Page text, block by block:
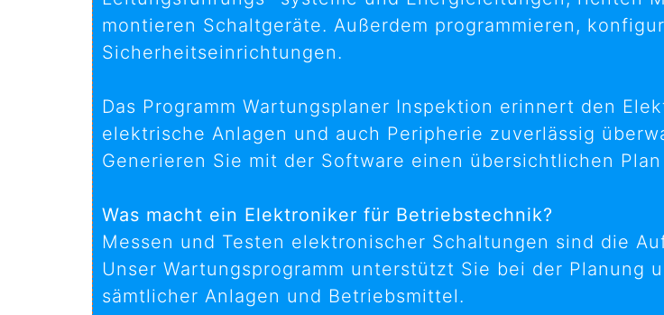
montieren Schaltgeräte. Außerdem programmieren,
Sicherheitseinrichtungen.
Das Programm Wartungsplaner Inspektion erinnert den
elektrische Anlagen und auch Peripherie zuverlässig
Generieren Sie mit der Software einen übersichtlichen
Was macht ein Elektroniker für Betriebstechnik?
Messen und Testen elektronischer Schaltungen sind die
Unser Wartungsprogramm unterstützt Sie bei der Planung
sämtlicher Anlagen und Betriebsmittel.